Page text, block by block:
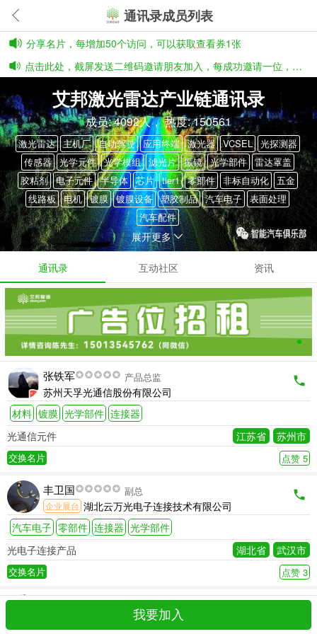
通讯录成员列表
分享名片，每增加50个访问，可以获取查看券1张
点击此处，截屏发送二维码邀请朋友加入，每成功邀请一位，有3张券奖励
艾邦激光雷达产业链通讯录
成员: 4092人， 热度: 150561
激光雷达 主机厂 自动驾驶 应用终端 激光器 VCSEL
光探测器
传感器 光学元件 光学模组 滤光片 振镜 光学部件 雷达罩盖
胶粘剂 电子元件 半导体 芯片 tier1 零部件 非标自动化 五金
线路板 电机 镀膜 镀膜设备 塑胶制品 汽车电子 表面处理
汽车配件
展开更多
通讯录 互动社区 资讯
张铁军 产品总监
苏州天孚光通信股份有限公司
材料 镀膜 光学部件 连接器
光通信元件
江苏省 苏州市
交换名片 点赞 5
丰卫国 副总
企业展台 湖北云万光电子连接技术有限公司
汽车电子 零部件 连接器 光学部件
光电子连接产品
湖北省 武汉市
交换名片 点赞 3
Ian Sun
信邦电子（深圳）有限公司
我要加入